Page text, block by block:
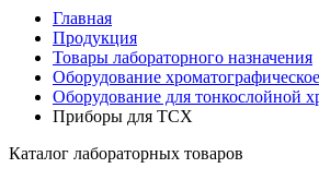
Главная
Продукция
Товары лабораторного назначения
Оборудование хроматографическое
Оборудование для тонкослойной
Приборы для ТСХ
Каталог лабораторных товаров